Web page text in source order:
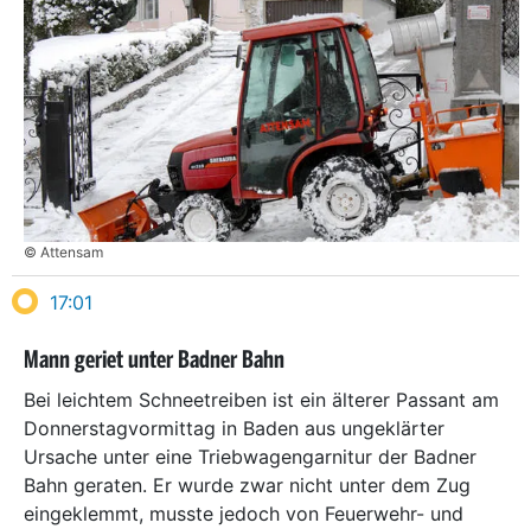
© Attensam
17:01
Mann geriet unter Badner Bahn
Bei leichtem Schneetreiben ist ein älterer Passant am
Donnerstagvormittag in Baden aus ungeklärter
Ursache unter eine Triebwagengarnitur der Badner
Bahn geraten. Er wurde zwar nicht unter dem Zug
eingeklemmt, musste jedoch von Feuerwehr- und